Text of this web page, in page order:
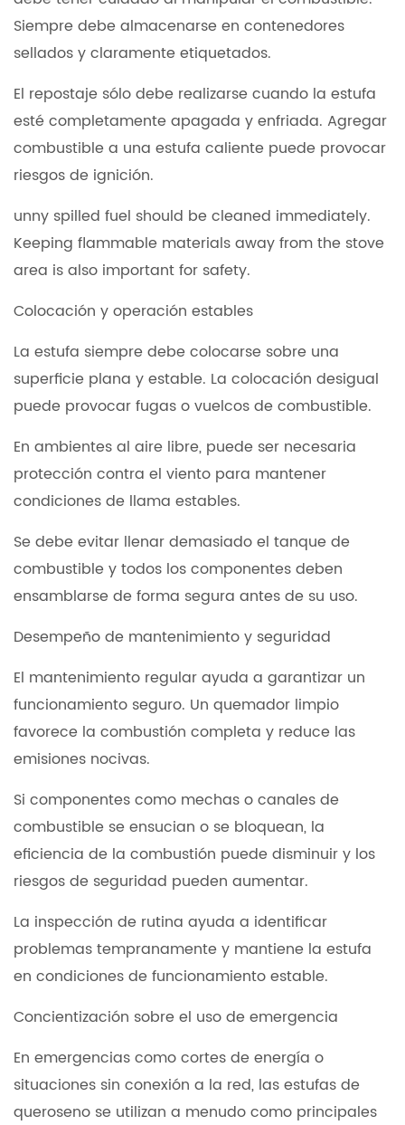
Siempre debe almacenarse en contenedores
sellados y claramente etiquetados.
El repostaje sólo debe realizarse cuando la estufa
esté completamente apagada y enfriada. Agregar
combustible a una estufa caliente puede provocar
riesgos de ignición.
unny spilled fuel should be cleaned immediately.
Keeping flammable materials away from the stove
area is also important for safety.
Colocación y operación estables
La estufa siempre debe colocarse sobre una
superficie plana y estable. La colocación desigual
puede provocar fugas o vuelcos de combustible.
En ambientes al aire libre, puede ser necesaria
protección contra el viento para mantener
condiciones de llama estables.
Se debe evitar llenar demasiado el tanque de
combustible y todos los componentes deben
ensamblarse de forma segura antes de su uso.
Desempeño de mantenimiento y seguridad
El mantenimiento regular ayuda a garantizar un
funcionamiento seguro. Un quemador limpio
favorece la combustión completa y reduce las
emisiones nocivas.
Si componentes como mechas o canales de
combustible se ensucian o se bloquean, la
eficiencia de la combustión puede disminuir y los
riesgos de seguridad pueden aumentar.
La inspección de rutina ayuda a identificar
problemas tempranamente y mantiene la estufa
en condiciones de funcionamiento estable.
Concientización sobre el uso de emergencia
En emergencias como cortes de energía o
situaciones sin conexión a la red, las estufas de
queroseno se utilizan a menudo como principales